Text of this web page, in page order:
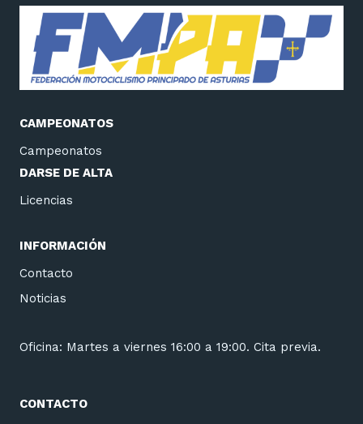
CAMPEONATOS
Campeonatos
DARSE DE ALTA
Licencias
INFORMACIÓN
Contacto
Noticias
Oficina: Martes a viernes 16:00 a 19:00. Cita previa.
CONTACTO